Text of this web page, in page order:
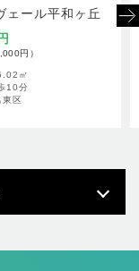
ェール平和ヶ丘
円）
区
㎡
10分